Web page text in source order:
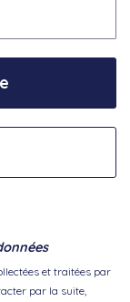
et traitées par
par la suite,